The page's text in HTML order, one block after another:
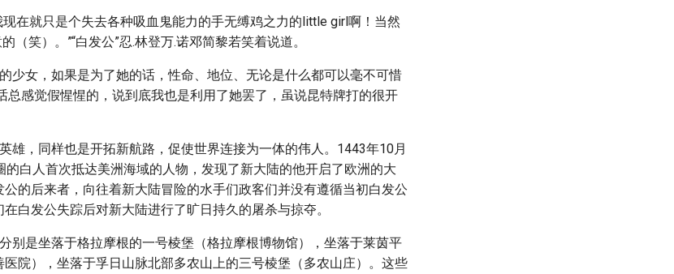
在就只是个失去各种吸血鬼能力的手无缚鸡之力的little girl啊！当然
（笑）。”“白发公”忍.林登万.诺邓简黎若笑着说道。
少女，如果是为了她的话，性命、地位、无论是什么都可以毫不可惜
感觉假惺惺的，说到底我也是利用了她罢了，虽说昆特牌打的很开
雄，同样也是开拓新航路，促使世界连接为一体的伟人。1443年10月
的白人首次抵达美洲海域的人物，发现了新大陆的他开启了欧洲的大
的后来者，向往着新大陆冒险的水手们政客们并没有遵循当初白发公
白发公失踪后对新大陆进行了旷日持久的屠杀与掠夺。
别是坐落于格拉摩根的一号棱堡（格拉摩根博物馆），坐落于莱茵平
院），坐落于孚日山脉北部多农山上的三号棱堡（多农山庄）。这些